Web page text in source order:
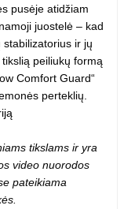
pusėje atidžiam
juostelė – kad
ir jų
peiliukų formą
Comfort Guard“
perteklių.
tikslams ir yra
video nuorodos
pateikiama